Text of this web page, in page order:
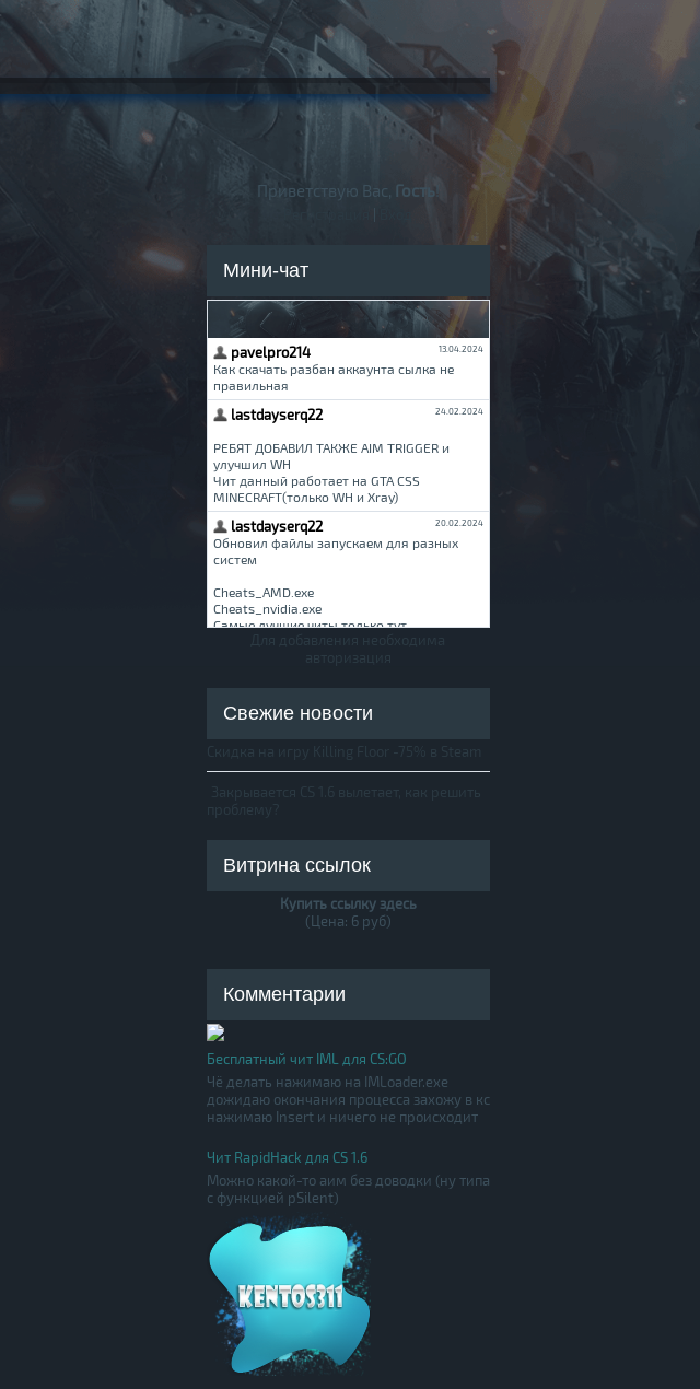
Приветствую Вас, Гость!
Мини-чат
Свежие новости
Витрина ссылок
Купить ссылку здесь
(Цена: 6 руб)
Комментарии
Бесплатный чит IML для CS:GO
Чё делать нажимаю на IMLoader.exe
дожидаю окончания процесса захожу в кс
нажимаю Insert и ничего не происходит
Чит RapidHack для CS 1.6
Можно какой-то аим без доводки (ну типа
с функцией pSilent)